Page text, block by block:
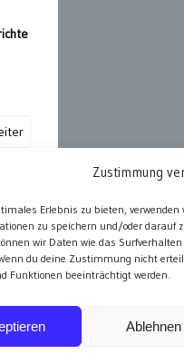
Zustimmung
Erlebnis zu bieten, verwenden
zu speichern und/oder darauf
wir Daten wie das
du deine Zustimmung nicht
Funktionen beeinträchtigt werden.
Ablehnen